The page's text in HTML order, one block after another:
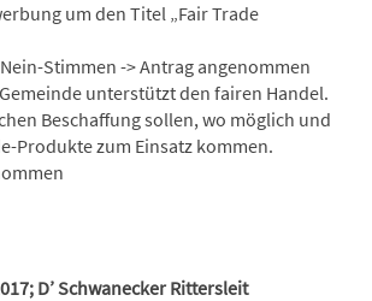
um den Titel „Fair Trade
Stimmen -> Antrag angenommen
unterstützt den fairen Handel.
Beschaffung sollen, wo möglich und
Produkte zum Einsatz kommen.
D’ Schwanecker Rittersleit